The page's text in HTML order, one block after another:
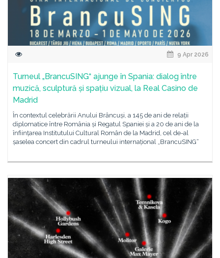
9 Apr 2026
Turneul „BrancuSING“ ajunge în Spania: dialog între
muzică, sculptură și spațiu vizual, la Real Casino de
Madrid
În contextul celebrării Anului Brâncuși, a 145 de ani de relații
diplomatice între România și Regatul Spaniei și a 20 de ani de la
înființarea Institutului Cultural Român de la Madrid, cel de-al
șaselea concert din cadrul turneului internațional „BrancuSING“